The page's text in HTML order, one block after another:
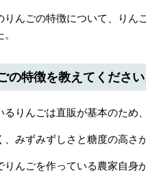
りんごの特徴について、りん
の特徴を教えてください
るりんごは直販が基本のため
みずみずしさと糖度の高さ
りんごを作っている農家自